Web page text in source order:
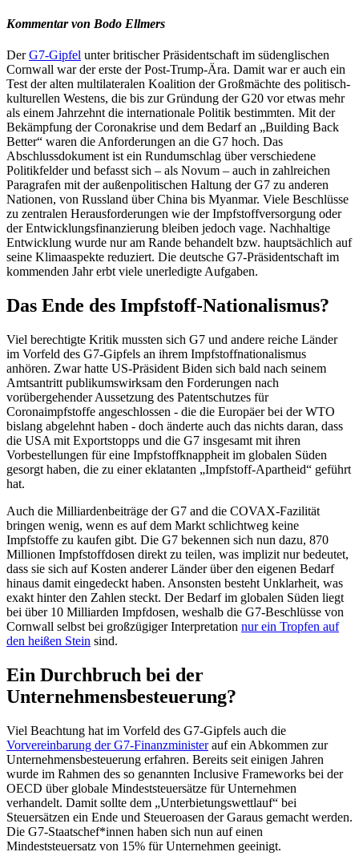
Kommentar von Bodo Ellmers
DerG7-Gipfel unter britischer Präsidentschaft im südenglischen
Cornwall war der erste der Post-Trump-Ära. Damit war er auch ein
Test der alten multilateralen Koalition der Großmächte des politisch-
kulturellen Westens, die bis zur Gründung der G20 vor etwas mehr
als einem Jahrzehnt die internationale Politik bestimmten. Mit der
Bekämpfung der Coronakrise und dem Bedarf an „Building Back
Better“ waren die Anforderungen an die G7 hoch. Das
Abschlussdokument ist ein Rundumschlag über verschiedene
Politikfelder und befasst sich – als Novum – auch in zahlreichen
Paragrafen mit der außenpolitischen Haltung der G7 zu anderen
Nationen, von Russland über China bis Myanmar. Viele Beschlüsse
zu zentralen Herausforderungen wie der Impfstoffversorgung oder
der Entwicklungsfinanzierung bleiben jedoch vage. Nachhaltige
Entwicklung wurde nur am Rande behandelt bzw. hauptsächlich auf
seine Klimaaspekte reduziert. Die deutsche G7-Präsidentschaft im
kommenden Jahr erbt viele unerledigte Aufgaben.
Das Ende des Impfstoff-Nationalismus?
Viel berechtigte Kritik mussten sich G7 und andere reiche Länder
im Vorfeld des G7-Gipfels an ihrem Impfstoffnationalismus
anhören. Zwar hatte US-Präsident Biden sich bald nach seinem
Amtsantritt publikumswirksam den Forderungen nach
vorübergehender Aussetzung des Patentschutzes für
Coronaimpfstoffe angeschlossen - die die Europäer bei der WTO
bislang abgelehnt haben - doch änderte auch das nichts daran, dass
die USA mit Exportstopps und die G7 insgesamt mit ihren
Vorbestellungen für eine Impfstoffknappheit im globalen Süden
gesorgt haben, die zu einer eklatanten „Impfstoff-Apartheid“ geführt
hat.
Auch die Milliardenbeiträge der G7 and die COVAX-Fazilität
bringen wenig, wenn es auf dem Markt schlichtweg keine
Impfstoffe zu kaufen gibt. Die G7 bekennen sich nun dazu, 870
Millionen Impfstoffdosen direkt zu teilen, was implizit nur bedeutet,
dass sie sich auf Kosten anderer Länder über den eigenen Bedarf
hinaus damit eingedeckt haben. Ansonsten besteht Unklarheit, was
exakt hinter den Zahlen steckt. Der Bedarf im globalen Süden liegt
bei über 10 Milliarden Impfdosen, weshalb die G7-Beschlüsse von
Cornwall selbst bei großzügiger Interpretation nur ein Tropfen auf
den heißen Stein sind.
Ein Durchbruch bei der
Unternehmensbesteuerung?
Viel Beachtung hat im Vorfeld des G7-Gipfels auch die
Vorvereinbarung der G7-Finanzministerauf ein Abkommen zur
Unternehmensbesteuerung erfahren. Bereits seit einigen Jahren
wurde im Rahmen des so genannten Inclusive Frameworks bei der
OECD über globale Mindeststeuersätze für Unternehmen
verhandelt. Damit sollte dem „Unterbietungswettlauf“ bei
Steuersätzen ein Ende und Steueroasen der Garaus gemacht werden.
Die G7-Staatschef*innen haben sich nun auf einen
Mindeststeuersatz von 15% für Unternehmen geeinigt.